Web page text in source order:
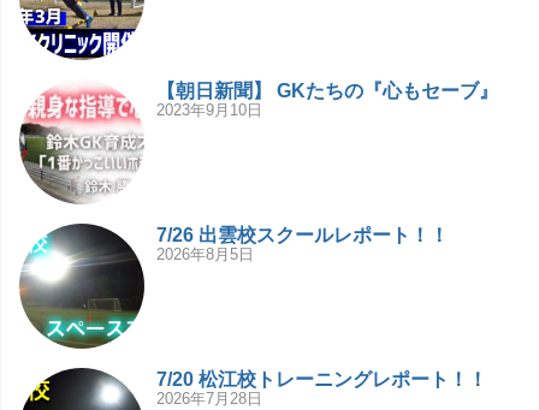
【朝日新聞】 GKたちの『心もセーブ』
2023年9月10日
7/26 出雲校スクールレポート！！
2026年8月5日
7/20 松江校トレーニングレポート！！
2026年7月28日